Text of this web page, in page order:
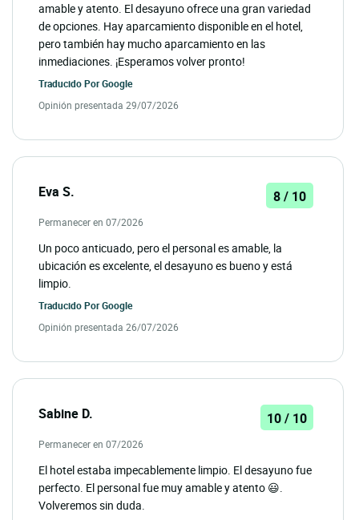
amable y atento. El desayuno ofrece una gran variedad
de opciones. Hay aparcamiento disponible en el hotel,
pero también hay mucho aparcamiento en las
inmediaciones. ¡Esperamos volver pronto!
Traducido PorGoogle
Opinión presentada 29/07/2026
Eva S. 8 / 10
Permanecer en 07/2026
Un poco anticuado, pero el personal es amable, la
ubicación es excelente, el desayuno es bueno y está
limpio.
Traducido PorGoogle
Opinión presentada 26/07/2026
Sabine D. 10 / 10
Permanecer en 07/2026
El hotel estaba impecablemente limpio. El desayuno fue
perfecto. El personal fue muy amable y atento 😃.
Volveremos sin duda.